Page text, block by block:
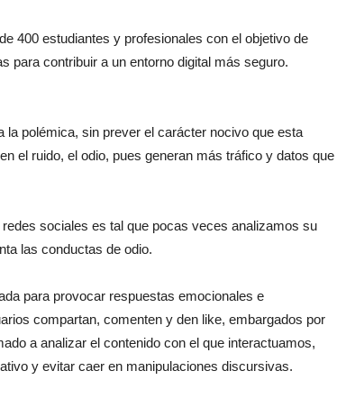
400 estudiantes y profesionales con el objetivo de
para contribuir a un entorno digital más seguro.
la polémica, sin prever el carácter nocivo que esta
el ruido, el odio, pues generan más tráfico y datos que
sociales es tal que pocas veces analizamos su
las conductas de odio.
para provocar respuestas emocionales e
compartan, comenten y den like, embargados por
a analizar el contenido con el que interactuamos,
y evitar caer en manipulaciones discursivas.